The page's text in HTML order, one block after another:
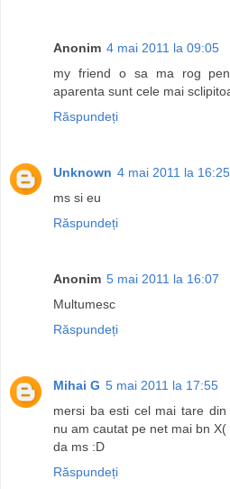
Anonim 4 mai 2011 la 09:05
my friend o sa ma rog
aparenta sunt cele mai
Răspundeți
Unknown 4 mai 2011 la 16:25
ms si eu
Răspundeți
Anonim 5 mai 2011 la 16:07
Multumesc
Răspundeți
Mihai G 5 mai 2011 la 17:55
mersi ba esti cel mai tare
nu am cautat pe net mai bn X(
da ms :D
Răspundeți